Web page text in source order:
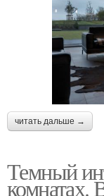
читать дальше →
Темный
комнатах.